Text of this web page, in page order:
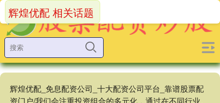
辉煌优配_免息配资公司_十大配资公司平台_靠谱股票配
辉煌优配 相关话题